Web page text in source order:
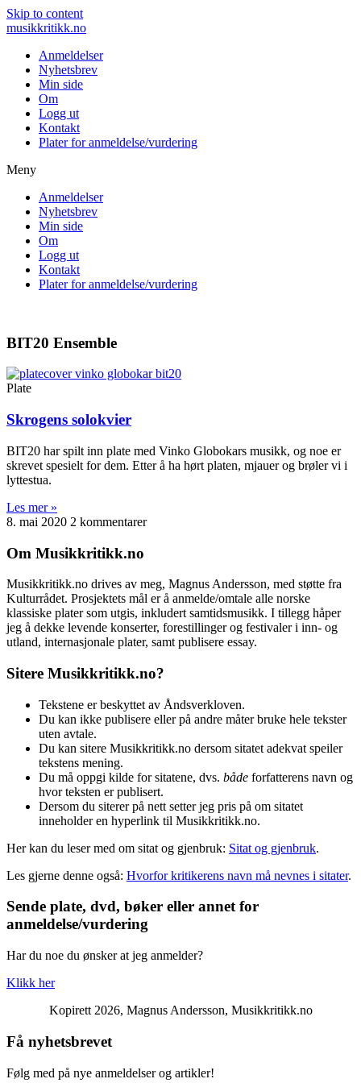
Skip to content
musikkritikk.no
Anmeldelser
Nyhetsbrev
Min side
Om
Logg ut
Kontakt
Plater for anmeldelse/vurdering
Meny
Anmeldelser
Nyhetsbrev
Min side
Om
Logg ut
Kontakt
Plater for anmeldelse/vurdering
BIT20 Ensemble
Plate
Skrogens solokvier
BIT20 har spilt inn plate med Vinko Globokars musikk, og noe er
skrevet spesielt for dem. Etter å ha hørt platen, mjauer og brøler vi i
lyttestua.
Les mer »
8. mai 2020 2 kommentarer
Om Musikkritikk.no
Musikkritikk.no drives av meg, Magnus Andersson, med støtte fra
Kulturrådet. Prosjektets mål er å anmelde/omtale alle norske
klassiske plater som utgis, inkludert samtidsmusikk. I tillegg håper
jeg å dekke levende konserter, forestillinger og festivaler i inn- og
utland, internasjonale plater, samt publisere essay.
Sitere Musikkritikk.no?
Tekstene er beskyttet av Åndsverkloven.
Du kan ikke publisere eller på andre måter bruke hele tekster
uten avtale.
Du kan sitere Musikkritikk.no dersom sitatet adekvat speiler
tekstens mening.
Du må oppgi kilde for sitatene, dvs. både forfatterens navn og
hvor teksten er publisert.
Dersom du siterer på nett setter jeg pris på om sitatet
inneholder en hyperlink til Musikkritikk.no.
Her kan du leser med om sitat og gjenbruk: Sitat og gjenbruk.
Les gjerne denne også: Hvorfor kritikerens navn må nevnes i sitater.
Sende plate, dvd, bøker eller annet for
anmeldelse/vurdering
Har du noe du ønsker at jeg anmelder?
Klikk her
Kopirett 2026, Magnus Andersson, Musikkritikk.no
Få nyhetsbrevet
Følg med på nye anmeldelser og artikler!